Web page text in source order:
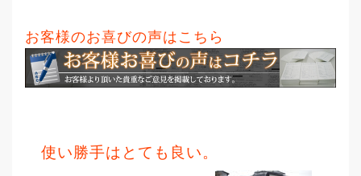
お客様のお喜びの声はこちら
使い勝手はとても良い。